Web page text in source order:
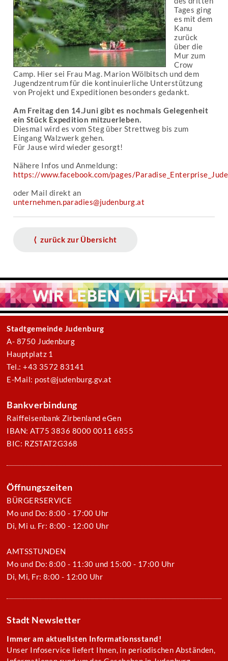
Tages ging
es mit dem
Kanu
zurück
über die
Mur zum
Crow
Camp. Hier sei Frau Mag. Marion Wölbitsch und dem
Jugendzentrum für die kontinuierliche Unterstützung
von Projekt und Expeditionen besonders gedankt.
Am Freitag den 14.Juni gibt es nochmals Gelegenheit
ein Stück Expedition mitzuerleben.
Diesmal wird es vom Steg über Strettweg bis zum
Eingang Walzwerk gehen.
Für Jause wird wieder gesorgt!
Nähere Infos und Anmeldung:
https://www.facebook.com/pages/
oder Mail direkt an
unternehmen.paradies@judenburg.at
⟨ zurück zur Übersicht
Stadtgemeinde Judenburg
A- 8750 Judenburg
Hauptplatz 1
Tel.: +43 3572 83141
E-Mail: post@judenburg.gv.at
Bankverbindung
Raiffeisenbank Zirbenland eGen
IBAN: AT75 3836 8000 0011 6855
BIC: RZSTAT2G368
Öffnungszeiten
BÜRGERSERVICE
Mo und Do: 8:00 - 17:00 Uhr
Di, Mi u. Fr: 8:00 - 12:00 Uhr
AMTSSTUNDEN
Mo und Do: 8:00 - 11:30 und 15:00 - 17:00 Uhr
Di, Mi, Fr: 8:00 - 12:00 Uhr
Stadt Newsletter
Immer am aktuellsten Informationsstand!
Unser Infoservice liefert Ihnen, in periodischen Abständen,